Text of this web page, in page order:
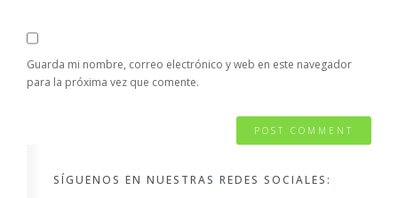
Guarda mi nombre, correo electrónico y web en este navegador
para la próxima vez que comente.
SÍGUENOS EN NUESTRAS REDES SOCIALES: